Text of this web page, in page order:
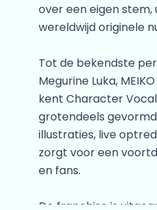
over een eigen
wereldwijd originele
Tot de bekendste
Megurine Luka,
kent Character
grotendeels
illustraties, live
zorgt voor een
en fans.
De franchise is